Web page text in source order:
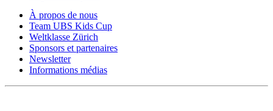
À propos de nous
Team UBS Kids Cup
Weltklasse Zürich
Sponsors et partenaires
Newsletter
Informations médias